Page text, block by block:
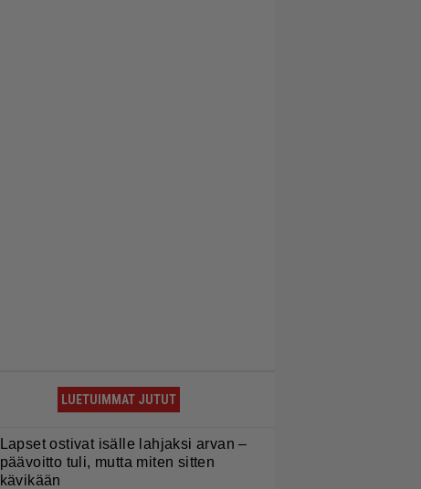
LUETUIMMAT JUTUT
Lapset ostivat isälle lahjaksi arvan –
päävoitto tuli, mutta miten sitten
kävikään